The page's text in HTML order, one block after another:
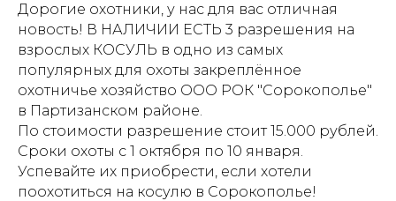
Дорогие охотники, у нас для вас отличная
новость! В НАЛИЧИИ ЕСТЬ 3 разрешения на
взрослых КОСУЛЬ в одно из самых
популярных для охоты закреплённое
охотничье хозяйство ООО РОК "Сорокополье"
в Партизанском районе.
По стоимости разрешение стоит 15.000 рублей.
Сроки охоты с 1 октября по 10 января.
Успевайте их приобрести, если хотели
поохотиться на косулю в Сорокополье!